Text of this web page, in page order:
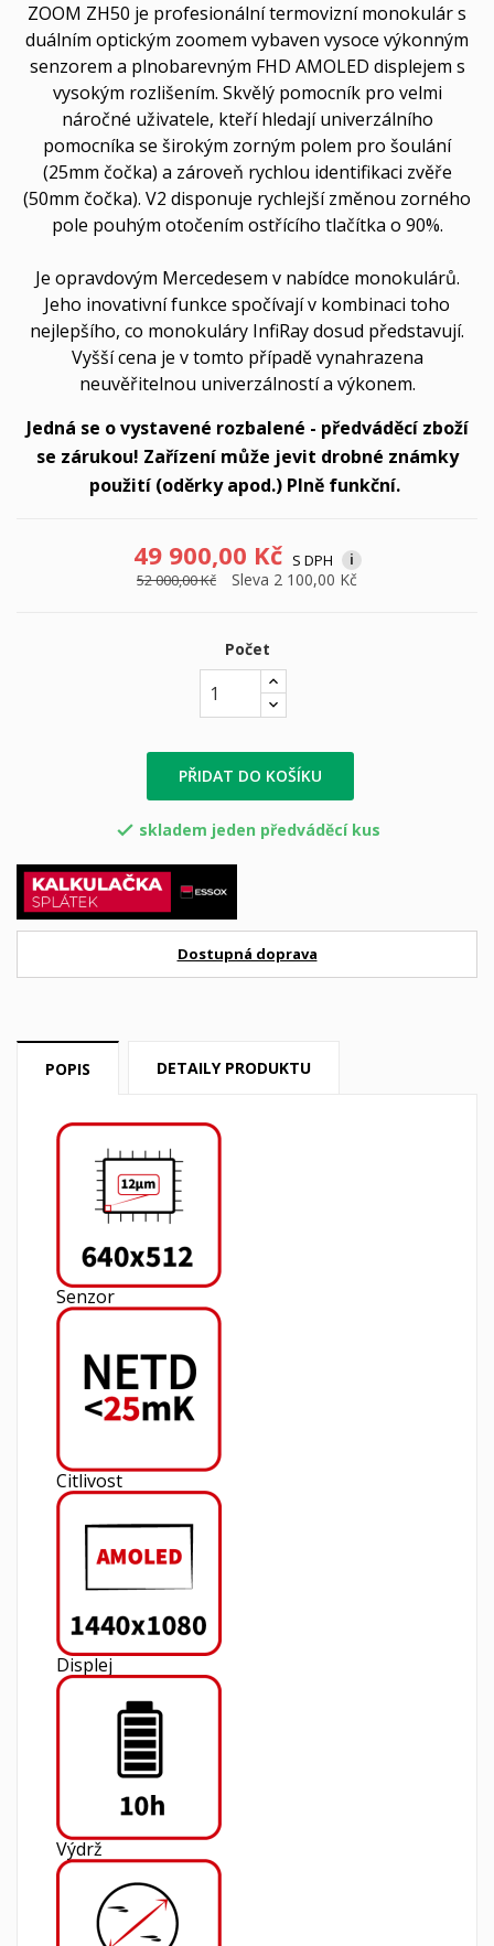
ZOOM ZH50 je profesionální termovizní monokulár s
duálním optickým zoomem vybaven vysoce výkonným
senzorem a plnobarevným FHD AMOLED displejem s
vysokým rozlišením. Skvělý pomocník pro velmi
náročné uživatele, kteří hledají univerzálního
pomocníka se širokým zorným polem pro šoulání
(25mm čočka) a zároveň rychlou identifikaci zvěře
(50mm čočka). V2 disponuje rychlejší změnou zorného
pole pouhým otočením ostřícího tlačítka o 90%.
Je opravdovým Mercedesem v nabídce monokulárů.
Jeho inovativní funkce spočívají v kombinaci toho
nejlepšího, co monokuláry InfiRay dosud představují.
Vyšší cena je v tomto případě vynahrazena
neuvěřitelnou univerzálností a výkonem.
Jedná se o vystavené rozbalené - předváděcí zboží
se zárukou! Zařízení může jevit drobné známky
použití (oděrky apod.) Plně funkční.
49 900,00 Kč S DPH i
52 000,00 Kč Sleva 2 100,00 Kč
Počet
PŘIDAT DO KOŠÍKU
 skladem jeden předváděcí kus
Dostupná doprava
POPIS DETAILY PRODUKTU
Senzor
Citlivost
Displej
Výdrž